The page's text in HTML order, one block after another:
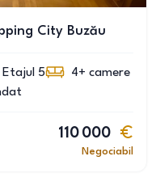
City Buzău
Etajul 5 4+ camere
110 000
Negociabil